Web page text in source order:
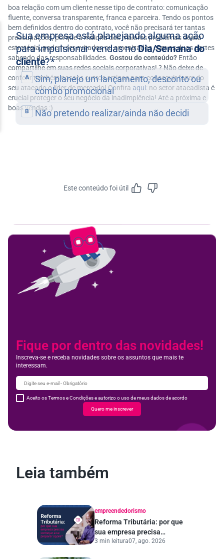
boa relação com um cliente nesse tipo de contrato: comunicação
fluente, conversa transparente, franca e parceira. Tendo os pontos
bem definidos dentro do contrato, você não precisará ter tantas
preocupações, porque a maioria dos maiores problemas dessa
estratégia, podem ser evitados ou amenizados com as duas partes
sabendo das responsabilidades. Gostou do conteúdo? Então
compartilhe em suas redes sociais corporativas! ? Não deixe de
conferir também nossos outros artigos para conseguir fazer do
seu atacado o líder de mercado! Confira aqui: no setor atacadista é
crucial proteger o seu negócio da inadimplência! Até a próxima e
boas vendas :)
Este conteúdo foi útil
Fique por dentro das novidades!
Inscreva-se e receba novidades sobre os assuntos que mais te
interessam.
Aceito os Termos e Condições e autorizo o uso de meus dados de acordo
Quero me inscrever
Leia também
empreendedorismo
Reforma Tributária: por que
sua empresa precisa
começar a se preparar
3 min leitura07, ago. 2026